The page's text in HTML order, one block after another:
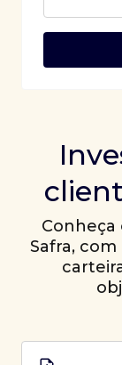
Safra,